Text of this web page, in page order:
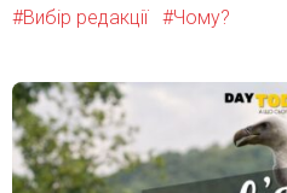
Вибір редакції Чому?